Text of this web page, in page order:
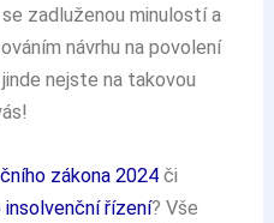
zadluženou minulostí a
návrhu na povolení
nejste na takovou
zákona 2024 či
řízení? Vše